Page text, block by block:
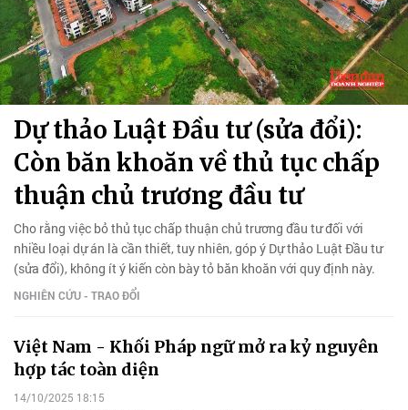
Dự thảo Luật Đầu tư (sửa đổi):
Còn băn khoăn về thủ tục chấp
thuận chủ trương đầu tư
Cho rằng việc bỏ thủ tục chấp thuận chủ trương đầu tư đối với
nhiều loại dự án là cần thiết, tuy nhiên, góp ý Dự thảo Luật Đầu tư
(sửa đổi), không ít ý kiến còn bày tỏ băn khoăn với quy định này.
NGHIÊN CỨU - TRAO ĐỔI
Việt Nam - Khối Pháp ngữ mở ra kỷ nguyên
hợp tác toàn diện
14/10/2025 18:15